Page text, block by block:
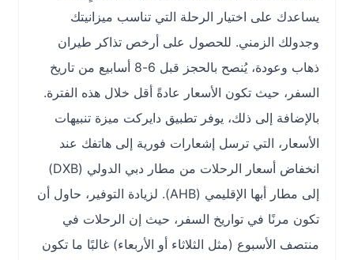
يساعدك على اختيار الرحلة التي تناسب ميزانيتك
وجدولك الزمني. للحصول على أرخص تذاكر طيران
ذهاب وعودة، يُنصح بالحجز قبل 6-8 أسابيع من تاريخ
السفر، حيث تكون الأسعار عادةً أقل خلال هذه الفترة.
بالإضافة إلى ذلك، يوفر تطبيق دايركت ميزة تنبيهات
الأسعار، التي ترسل إشعارات فورية إلى هاتفك عند
انخفاض أسعار الرحلات من مطار دبي الدولي (DXB)
إلى مطار أبها الإقليمي (AHB). لزيادة التوفير، حاول أن
تكون مرنًا في تواريخ السفر، حيث إن الرحلات في
منتصف الأسبوع (مثل الثلاثاء أو الأربعاء) غالبًا ما تكون